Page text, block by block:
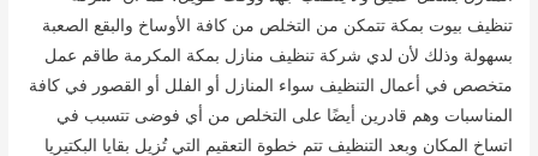
تنظيف بيوت بمكة تتمكن من التخلص من كافة الأوساخ والبقع الصعبة
بسهولة وذلك لأن لدي شركة تنظيف منازل بمكة المكرمة طاقم عمل
متخصص في أعمال التنظيف سواء المنازل أو الفلل أو القصور في كافة
المناسبات وهم قادرين أيضًا على التخلص من أي فوضى تتسبب في
اتساخ المكان وبعد التنظيف تتم خطوة التعقيم التي تُزيل بقايا البكتيريا